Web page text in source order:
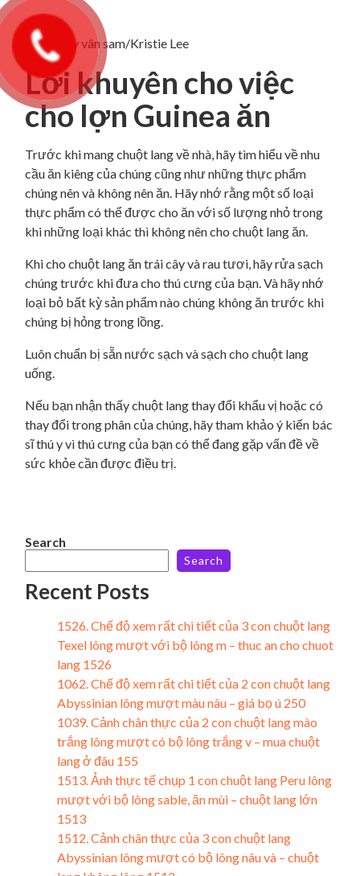
Cây vân sam/Kristie Lee
Lời khuyên cho việc
cho lợn Guinea ăn
Trước khi mang chuột lang về nhà, hãy tìm hiểu về nhu
cầu ăn kiêng của chúng cũng như những thực phẩm
chúng nên và không nên ăn. Hãy nhớ rằng một số loại
thực phẩm có thể được cho ăn với số lượng nhỏ trong
khi những loại khác thì không nên cho chuột lang ăn.
Khi cho chuột lang ăn trái cây và rau tươi, hãy rửa sạch
chúng trước khi đưa cho thú cưng của bạn. Và hãy nhớ
loại bỏ bất kỳ sản phẩm nào chúng không ăn trước khi
chúng bị hỏng trong lồng.
Luôn chuẩn bị sẵn nước sạch và sạch cho chuột lang
uống.
Nếu bạn nhận thấy chuột lang thay đổi khẩu vị hoặc có
thay đổi trong phân của chúng, hãy tham khảo ý kiến ​​bác
sĩ thú y vì thú cưng của bạn có thể đang gặp vấn đề về
sức khỏe cần được điều trị.
Search
Search
Recent Posts
1526. Chế độ xem rất chi tiết của 3 con chuột lang
Texel lông mượt với bộ lông m – thuc an cho chuot
lang 1526
1062. Chế độ xem rất chi tiết của 2 con chuột lang
Abyssinian lông mượt màu nâu – giá bọ ú 250
1039. Cảnh chân thực của 2 con chuột lang mào
trắng lông mượt có bộ lông trắng v – mua chuột
lang ở đâu 155
1513. Ảnh thực tế chụp 1 con chuột lang Peru lông
mượt với bộ lông sable, ăn mùi – chuột lang lớn
1513
1512. Cảnh chân thực của 3 con chuột lang
Abyssinian lông mượt có bộ lông nâu và – chuột